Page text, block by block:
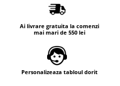
Ai livrare gratuita la comenzi
mai mari de 550 lei
Personalizeaza tabloul dorit